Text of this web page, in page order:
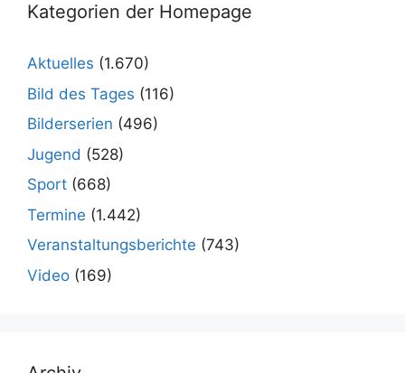
Kategorien der Homepage
Aktuelles (1.670)
Bild des Tages (116)
Bilderserien (496)
Jugend (528)
Sport (668)
Termine (1.442)
Veranstaltungsberichte (743)
Video (169)